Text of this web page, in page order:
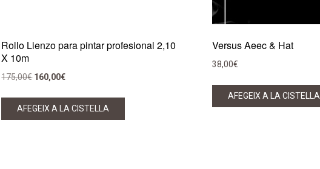
Rollo Lienzo para pintar profesional 2,10
X 10m
175,00€ El
original
160,00€El
actual
AFEGEIX A LA CISTELLA
Versus Aeec & Hat
38,00€
AFEGEIX A LA CISTELLA